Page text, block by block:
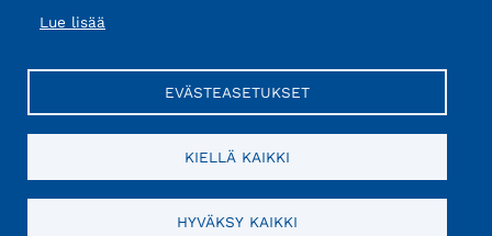
Lue lisää
EVÄSTEASETUKSET
KIELLÄ KAIKKI
HYVÄKSY KAIKKI